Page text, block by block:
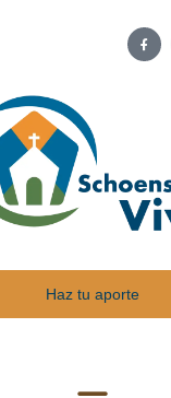
Haz tu aporte